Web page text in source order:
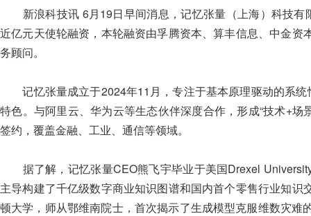
新浪科技讯 6月19日早间消息，记忆张量（上海）科技有
近亿元天使轮融资，本轮融资由孚腾资本、算丰信息、中金
务顾问。
记忆张量成立于2024年11月，专注于基本原理驱动的系统
特色。与阿里云、华为云等生态伙伴深度合作，形成“技术+场
签约，覆盖金融、工业、通信等领域。
据了解，记忆张量CEO熊飞宇毕业于美国Drexel
主导构建了千亿级数字商业知识图谱和国内首个零售行业知
顿大学，师从鄂维南院士，首次揭示了生成模型克服维数灾难